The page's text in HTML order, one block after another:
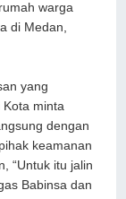
warga
di Medan,
yang
Kota minta
dengan
keamanan
“Untuk itu jalin
Babinsa dan